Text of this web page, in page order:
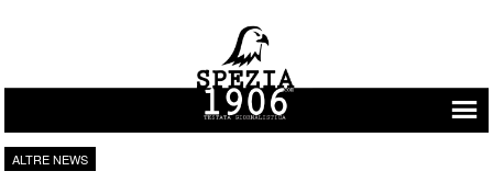
Vai al contenuto
ALTRE NEWS